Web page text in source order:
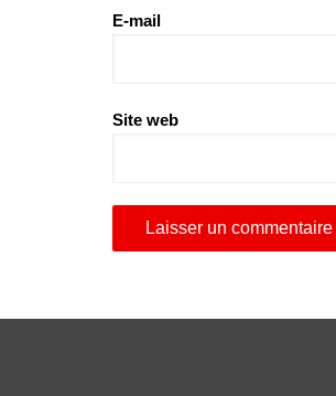
E-mail
Site web